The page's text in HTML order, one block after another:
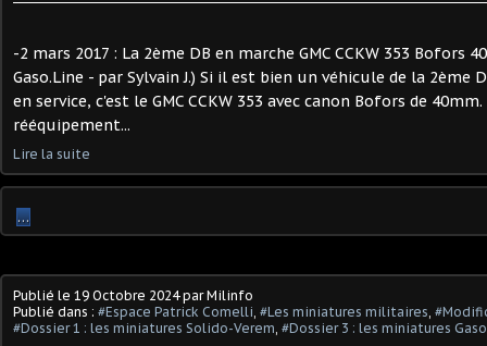
-2 mars 2017 : La 2ème DB en marche GMC CCKW 353 Bofors
Gaso.Line - par Sylvain J.) Si il est bien un véhicule de la 2ème
en service, c'est le GMC CCKW 353 avec canon Bofors de
rééquipement...
Lire la suite
…
Publié le 19 Octobre 2024par Milinfo
Publié dans : #Espace Patrick Comelli, #Les miniatures militaires,
#Dossier 1 : les miniatures Solido-Verem, #Dossier 3 : les miniatures